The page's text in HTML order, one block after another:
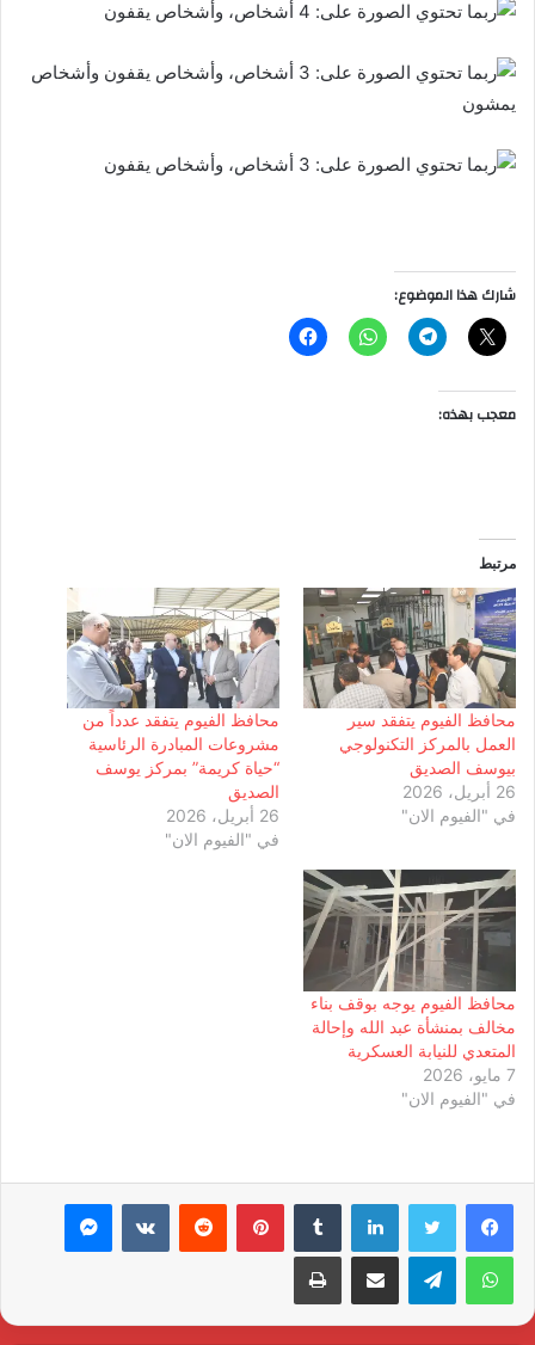
شارك هذا الموضوع:
معجب بهذه:
مرتبط
محافظ الفيوم يتفقد سير
العمل بالمركز التكنولوجي
بيوسف الصديق
26 أبريل، 2026
في "الفيوم الان"
محافظ الفيوم يتفقد عدداً من
مشروعات المبادرة الرئاسية
“حياة كريمة” بمركز يوسف
الصديق
26 أبريل، 2026
في "الفيوم الان"
محافظ الفيوم يوجه بوقف بناء
مخالف بمنشأة عبد الله وإحالة
المتعدي للنيابة العسكرية
7 مايو، 2026
في "الفيوم الان"
لينكدإن بينتيريست ماسنجر
واتساب تيلقرام مشاركة عبر البريد طباعة